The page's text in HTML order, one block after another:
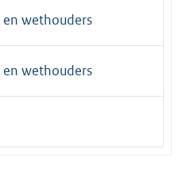
en wethouders
en wethouders